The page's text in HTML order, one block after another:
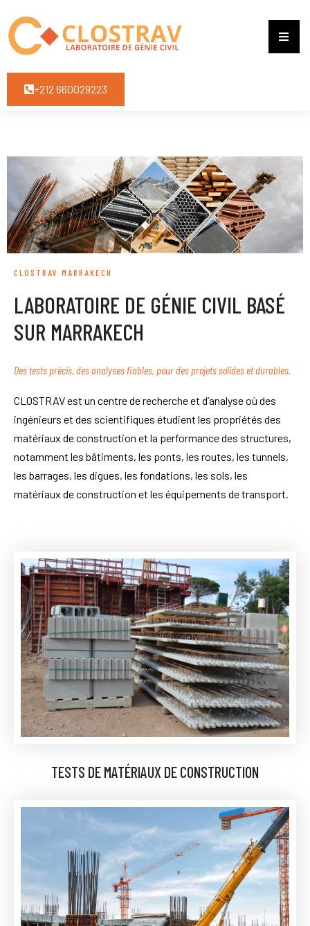
+212 660029223
CLOSTRAV MARRAKECH
LABORATOIRE DE GÉNIE CIVIL BASÉ
SUR MARRAKECH
Des tests précis, des analyses fiables, pour des projets solides et durables.
CLOSTRAV est un centre de recherche et d’analyse où des
ingénieurs et des scientifiques étudient les propriétés des
matériaux de construction et la performance des structures,
notamment les bâtiments, les ponts, les routes, les tunnels,
les barrages, les digues, les fondations, les sols, les
matériaux de construction et les équipements de transport.
TESTS DE MATÉRIAUX DE CONSTRUCTION